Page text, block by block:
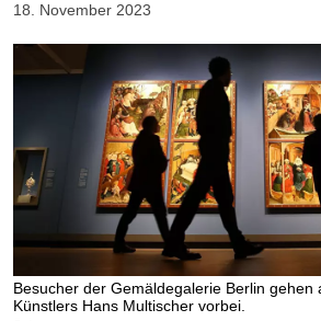
18. November 2023
Besucher der Gemäldegalerie Berlin gehen
Künstlers Hans Multischer vorbei.